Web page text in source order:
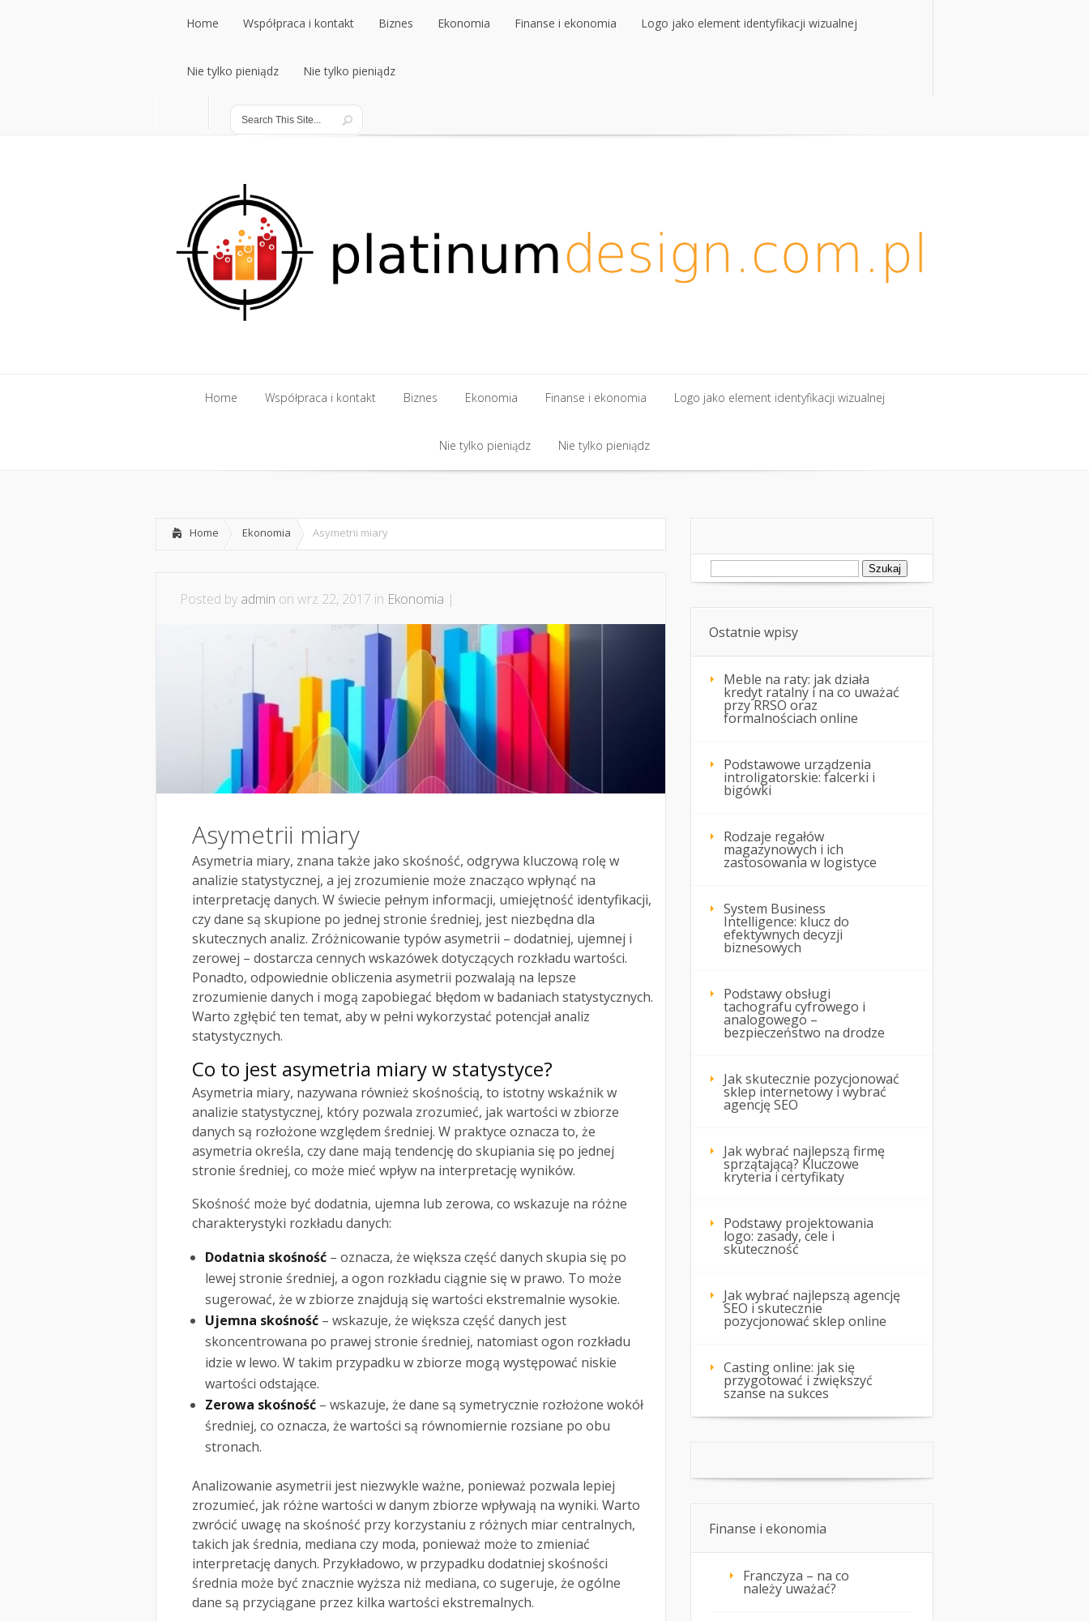
Home
Home
Współpraca i kontakt
Współpraca i kontakt
Biznes
Biznes
Ekonomia Finanse i ekonomia Logo jako element identyfikacji wizualnej
Nie tylko pieniądz
Nie tylko pieniądz
Nie tylko pieniądz
Nie tylko pieniądz
Home Współpraca i kontakt Biznes Ekonomia
Ekonomia
Finanse i ekonomia
Finanse i ekonomia
Logo jako element identyfikacji wizualnej
Nie tylko pieniądz Nie tylko pieniądz
Home Ekonomia Asymetrii miary
Posted by admin on wrz 22, 2017 in Ekonomia |
Asymetrii miary
Asymetria miary, znana także jako skośność, odgrywa kluczową rolę w
analizie statystycznej, a jej zrozumienie może znacząco wpłynąć na
interpretację danych. W świecie pełnym informacji, umiejętność identyfikacji,
czy dane są skupione po jednej stronie średniej, jest niezbędna dla
skutecznych analiz. Zróżnicowanie typów asymetrii – dodatniej, ujemnej i
zerowej – dostarcza cennych wskazówek dotyczących rozkładu wartości.
Ponadto, odpowiednie obliczenia asymetrii pozwalają na lepsze
zrozumienie danych i mogą zapobiegać błędom w badaniach statystycznych.
Warto zgłębić ten temat, aby w pełni wykorzystać potencjał analiz
statystycznych.
Co to jest asymetria miary w statystyce?
Asymetria miary, nazywana również skośnością, to istotny wskaźnik w
analizie statystycznej, który pozwala zrozumieć, jak wartości w zbiorze
danych są rozłożone względem średniej. W praktyce oznacza to, że
asymetria określa, czy dane mają tendencję do skupiania się po jednej
stronie średniej, co może mieć wpływ na interpretację wyników.
Skośność może być dodatnia, ujemna lub zerowa, co wskazuje na różne
charakterystyki rozkładu danych:
Dodatnia skośność – oznacza, że większa część danych skupia się po
lewej stronie średniej, a ogon rozkładu ciągnie się w prawo. To może
sugerować, że w zbiorze znajdują się wartości ekstremalnie wysokie.
Ujemna skośność – wskazuje, że większa część danych jest
skoncentrowana po prawej stronie średniej, natomiast ogon rozkładu
idzie w lewo. W takim przypadku w zbiorze mogą występować niskie
wartości odstające.
Zerowa skośność – wskazuje, że dane są symetrycznie rozłożone wokół
średniej, co oznacza, że wartości są równomiernie rozsiane po obu
stronach.
Analizowanie asymetrii jest niezwykle ważne, ponieważ pozwala lepiej
zrozumieć, jak różne wartości w danym zbiorze wpływają na wyniki. Warto
zwrócić uwagę na skośność przy korzystaniu z różnych miar centralnych,
takich jak średnia, mediana czy moda, ponieważ może to zmieniać
interpretację danych. Przykładowo, w przypadku dodatniej skośności
średnia może być znacznie wyższa niż mediana, co sugeruje, że ogólne
dane są przyciągane przez kilka wartości ekstremalnych.
Szukaj:
Ostatnie wpisy
Meble na raty: jak działa
kredyt ratalny i na co uważać
przy RRSO oraz
formalnościach online
Podstawowe urządzenia
introligatorskie: falcerki i
bigówki
Rodzaje regałów
magazynowych i ich
zastosowania w logistyce
System Business
Intelligence: klucz do
efektywnych decyzji
biznesowych
Podstawy obsługi
tachografu cyfrowego i
analogowego –
bezpieczeństwo na drodze
Jak skutecznie pozycjonować
sklep internetowy i wybrać
agencję SEO
Jak wybrać najlepszą firmę
sprzątającą? Kluczowe
kryteria i certyfikaty
Podstawy projektowania
logo: zasady, cele i
skuteczność
Jak wybrać najlepszą agencję
SEO i skutecznie
pozycjonować sklep online
Casting online: jak się
przygotować i zwiększyć
szanse na sukces
Finanse i ekonomia
Franczyza – na co
należy uważać?